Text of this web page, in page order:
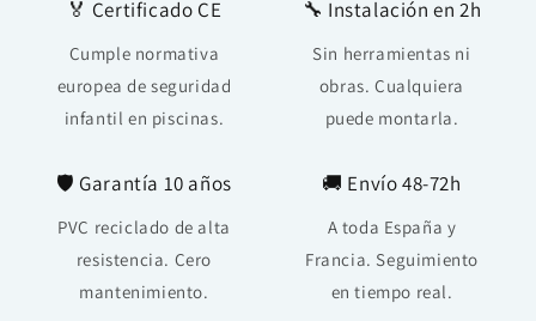
🏅 Certificado CE
Cumple normativa
europea de seguridad
infantil en piscinas.
🔧 Instalación en 2h
Sin herramientas ni
obras. Cualquiera
puede montarla.
🛡️ Garantía 10 años
PVC reciclado de alta
resistencia. Cero
mantenimiento.
🚚 Envío 48-72h
A toda España y
Francia. Seguimiento
en tiempo real.